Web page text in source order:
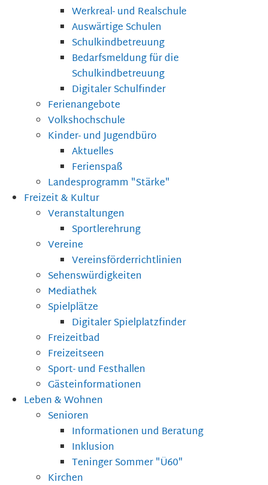
Werkreal- und Realschule
Auswärtige Schulen
Schulkindbetreuung
Bedarfsmeldung für die
Schulkindbetreuung
Digitaler Schulfinder
Ferienangebote
Volkshochschule
Kinder- und Jugendbüro
Aktuelles
Ferienspaß
Landesprogramm "Stärke"
Freizeit & Kultur
Veranstaltungen
Sportlerehrung
Vereine
Vereinsförderrichtlinien
Sehenswürdigkeiten
Mediathek
Spielplätze
Digitaler Spielplatzfinder
Freizeitbad
Freizeitseen
Sport- und Festhallen
Gästeinformationen
Leben & Wohnen
Senioren
Informationen und Beratung
Inklusion
Teninger Sommer "Ü60"
Kirchen